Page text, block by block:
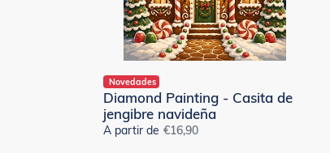
Novedades
Diamond Painting - Casita de
jengibre navideña
A partir de Precio
€16,90